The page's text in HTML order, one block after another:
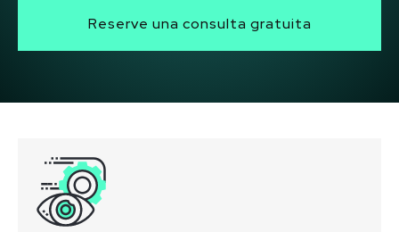
Reserve una consulta gratuita